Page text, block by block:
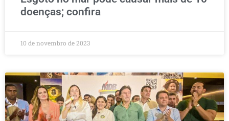
doenças; confira
10 de novembro de 2023